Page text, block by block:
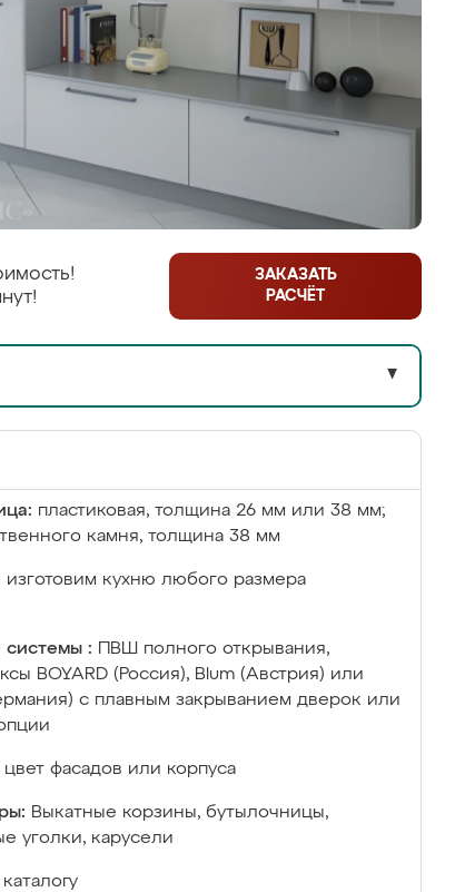
ЗАКАЗАТЬ
РАСЧЁТ
▼
пластиковая, толщина 26 мм или 38 мм;
камня, толщина 38 мм
изготовим кухню любого размера
системы :
ПВШ полного открывания,
BOYARD (Россия), Blum (Австрия) или
с плавным закрыванием дверок или
цвет фасадов или корпуса
Выкатные корзины, бутылочницы,
уголки, карусели